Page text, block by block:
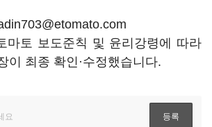
마토 보도준칙 및 윤리강령에 따라
이 최종 확인·수정했습니다.